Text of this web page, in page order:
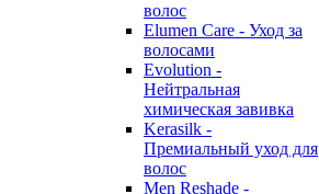
волос
Elumen Care - Уход за
волосами
Evolution -
Нейтральная
химическая завивка
Kerasilk -
Премиальный уход для
волос
Men Reshade -